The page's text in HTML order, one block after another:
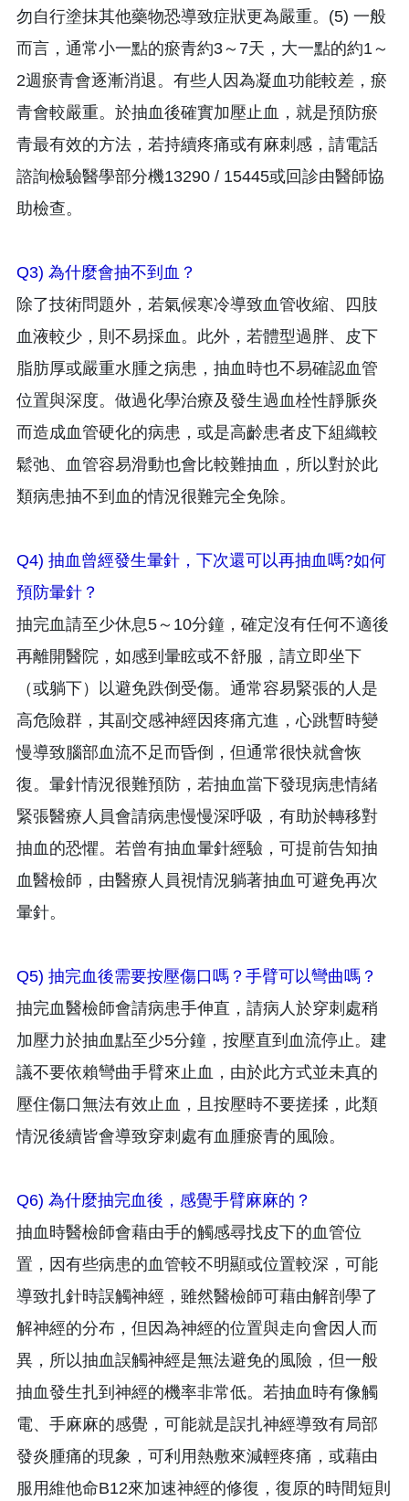
勿自行塗抹其他藥物恐導致症狀更為嚴重。(5) 一般
而言，通常小一點的瘀青約3～7天，大一點的約1～
2週瘀青會逐漸消退。有些人因為凝血功能較差，瘀
青會較嚴重。於抽血後確實加壓止血，就是預防瘀
青最有效的方法，若持續疼痛或有麻刺感，請電話
諮詢檢驗醫學部分機13290 / 15445或回診由醫師協
助檢查。
Q3) 為什麼會抽不到血？
除了技術問題外，若氣候寒冷導致血管收縮、四肢
血液較少，則不易採血。此外，若體型過胖、皮下
脂肪厚或嚴重水腫之病患，抽血時也不易確認血管
位置與深度。做過化學治療及發生過血栓性靜脈炎
而造成血管硬化的病患，或是高齡患者皮下組織較
鬆弛、血管容易滑動也會比較難抽血，所以對於此
類病患抽不到血的情況很難完全免除。
Q4) 抽血曾經發生暈針，下次還可以再抽血嗎?如何
預防暈針？
抽完血請至少休息5～10分鐘，確定沒有任何不適後
再離開醫院，如感到暈眩或不舒服，請立即坐下
（或躺下）以避免跌倒受傷。通常容易緊張的人是
高危險群，其副交感神經因疼痛亢進，心跳暫時變
慢導致腦部血流不足而昏倒，但通常很快就會恢
復。暈針情況很難預防，若抽血當下發現病患情緒
緊張醫療人員會請病患慢慢深呼吸，有助於轉移對
抽血的恐懼。若曾有抽血暈針經驗，可提前告知抽
血醫檢師，由醫療人員視情況躺著抽血可避免再次
暈針。
Q5) 抽完血後需要按壓傷口嗎？手臂可以彎曲嗎？
抽完血醫檢師會請病患手伸直，請病人於穿刺處稍
加壓力於抽血點至少5分鐘，按壓直到血流停止。建
議不要依賴彎曲手臂來止血，由於此方式並未真的
壓住傷口無法有效止血，且按壓時不要搓揉，此類
情況後續皆會導致穿刺處有血腫瘀青的風險。
Q6) 為什麼抽完血後，感覺手臂麻麻的？
抽血時醫檢師會藉由手的觸感尋找皮下的血管位
置，因有些病患的血管較不明顯或位置較深，可能
導致扎針時誤觸神經，雖然醫檢師可藉由解剖學了
解神經的分布，但因為神經的位置與走向會因人而
異，所以抽血誤觸神經是無法避免的風險，但一般
抽血發生扎到神經的機率非常低。若抽血時有像觸
電、手麻麻的感覺，可能就是誤扎神經導致有局部
發炎腫痛的現象，可利用熱敷來減輕疼痛，或藉由
服用維他命B12來加速神經的修復，復原的時間短則